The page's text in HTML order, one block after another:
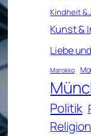
Kindheit &
Kunst &
Liebe
Marokko
Politik